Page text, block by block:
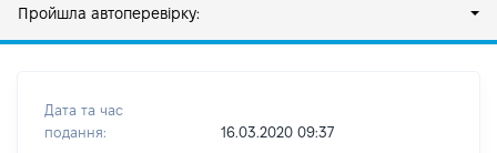
Пройшла автоперевірку:
Дата та час
подання:
16.03.2020 09:37